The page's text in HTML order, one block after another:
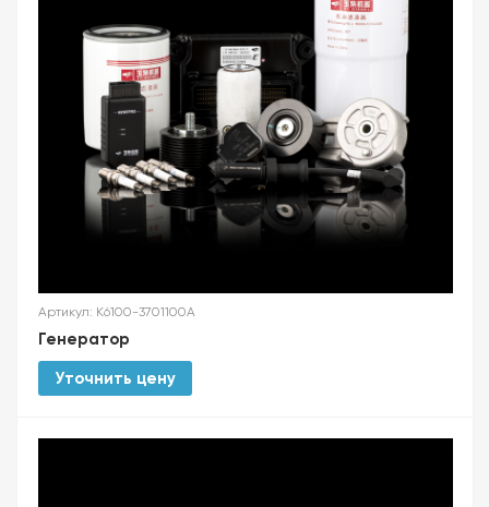
Артикул: K6100-3701100A
Генератор
Уточнить цену